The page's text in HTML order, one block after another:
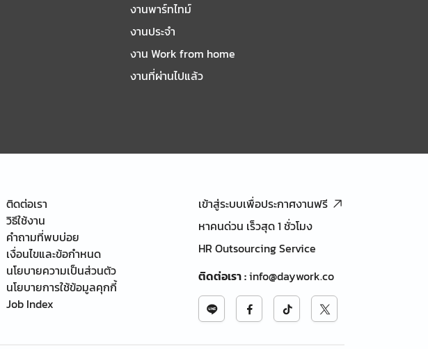
งานพาร์ทไทม์
งานประจำ
งาน Work from home
งานที่ผ่านไปแล้ว
ติดต่อเรา
วิธีใช้งาน
คำถามที่พบบ่อย
เงื่อนไขและข้อกำหนด
นโยบายความเป็นส่วนตัว
นโยบายการใช้ข้อมูลคุกกี้
Job Index
เข้าสู่ระบบเพื่อประกาศงานฟรี
หาคนด่วน เร็วสุด 1 ชั่วโมง
HR Outsourcing Service
ติดต่อเรา:info@daywork.co